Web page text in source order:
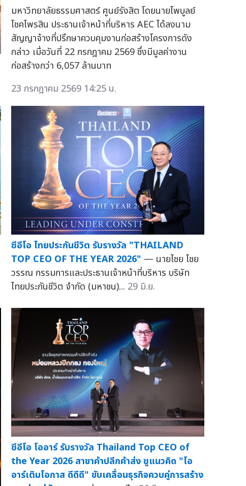
มหาวิทยาลัยธรรมศาสตร์ ศูนย์รังสิต โดยนายไพบูลย์
โชคไพรสิน ประธานเจ้าหน้าที่บริหาร AEC ได้ลงนาม
สัญญาจ้างที่ปรึกษาควบคุมงานก่อสร้างโครงการดัง
กล่าว เมื่อวันที่ 22 กรกฎาคม 2569 ซึ่งมีมูลค่างาน
ก่อสร้างกว่า 6,057 ล้านบาท
23 กรกฎาคม 2569 14:25 น.
ซีอีโอ ไทยประกันชีวิต รับรางวัล "THAILAND
TOP CEO OF THE YEAR 2026" — นายไชย ไชย
วรรณ กรรมการและประธานเจ้าหน้าที่บริหาร บริษัท
ไทยประกันชีวิต จำกัด (มหาชน)... 29 มิ.ย.
ซีอีโอ โออาร์ รับรางวัล Thailand Top CEO of
the Year 2026 สาขาค้าปลีกค้าส่ง ชูแนวคิด "โอ
อาร์เติมโอกาส ดีดีดี" ขับเคลื่อนธุรกิจควบคู่การสร้าง